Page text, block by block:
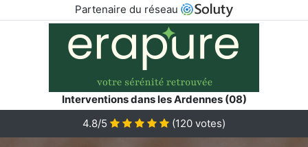
Partenaire du réseau
Interventions dans les Ardennes (08)
4.8/5 (120 votes)